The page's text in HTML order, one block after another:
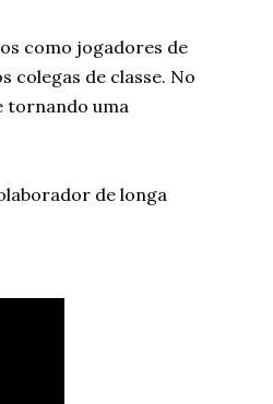
como jogadores de
colegas de classe. No
tornando uma
de longa